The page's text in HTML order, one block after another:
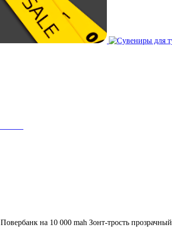
Повербанк на 10 000 mah Зонт-трость прозрачный